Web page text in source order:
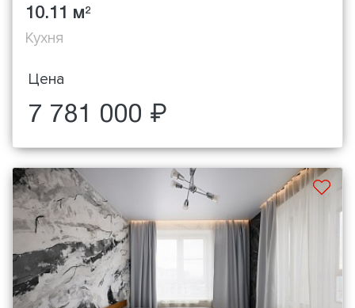
10.11 м2
Кухня
Цена
7 781 000 ₽